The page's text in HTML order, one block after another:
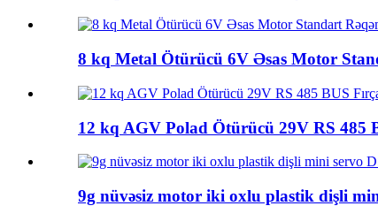
8 kq Metal Ötürücü 6V Əsas Motor
12 kq AGV Polad Ötürücü 29V RS 485
9g nüvəsiz motor iki oxlu plastik dişli